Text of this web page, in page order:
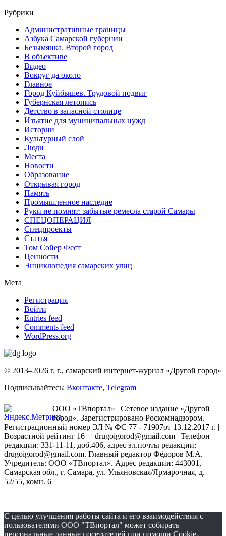
Рубрики
Административные границы
Азбука Самарской губернии
Безымянка. Второй город
В объективе
Видео
Вокруг да около
Главное
Город Куйбышев. Трудовой подвиг
Губернская летопись
Детство в запасной столице
Изъятие для муниципальных нужд
Истории
Культурный слой
Люди
Места
Новости
Образование
Открывая город
Память
Промышленное наследие
Руки не помнят: забытые ремесла старой Самары
СПЕЦОПЕРАЦИЯ
Спецпроекты
Статья
Том Сойер Фест
Ценности
Энциклопедия самарских улиц
Мета
Регистрация
Войти
Entries feed
Comments feed
WordPress.org
© 2013–2026 г. г., самарский интернет-журнал «Другой город»
Подписывайтесь: Вконтакте, Telegram
ООО «ТВпортал» | Сетевое издание «Другой
город». Зарегистрировано Роскомнадзором.
Регистрационный номер ЭЛ № ФС 77 - 71907от 13.12.2017 г. |
Возрастной рейтинг 16+ | drugoigorod@gmail.com | Телефон
редакции: 331-11-11, доб.406, адрес эл.почты редакции:
drugoigorod@gmail.com. Главный редактор Фёдоров М.А.
Учредитель: ООО «ТВпортал». Адрес редакции: 443001,
Самарская обл., г. Самара, ул. Ульяновская/Ярмарочная, д.
52/55, комн. 6
С целью улучшения работы сайта и его взаимодействия с
пользователями ООО "ТВпортал" может собирать
персональные данные посетителей при помощи Cookie-